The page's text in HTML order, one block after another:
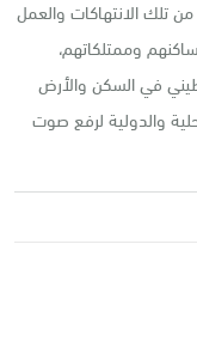
من تلك الانتهاكات والعمل
وممتلكاتهم،
في السكن والأرض
والدولية لرفع صوت